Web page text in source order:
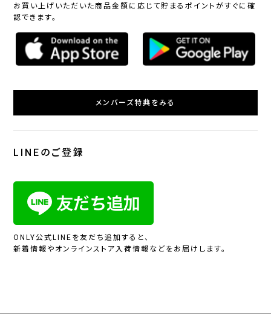
お買い上げいただいた商品金額に応じて貯まるポイントがすぐに確
認できます。
メンバーズ特典をみる
LINEのご登録
ONLY公式LINEを友だち追加すると、
新着情報やオンラインストア入荷情報などをお届けします。